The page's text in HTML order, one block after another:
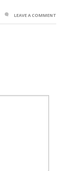
LEAVE A COMMENT